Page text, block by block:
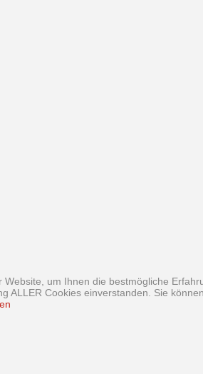
um Ihnen die bestmögliche
ALLER Cookies einverstanden. Sie